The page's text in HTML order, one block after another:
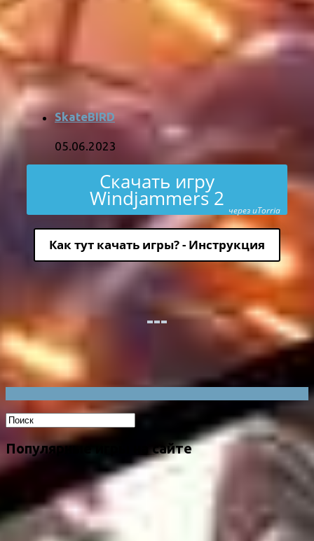
SkateBIRD
05.06.2023
Скачать игру
Windjammers 2 через uTorria
Как тут качать игры? - Инструкция
Популярные игры на сайте